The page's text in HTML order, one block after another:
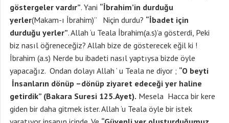
göstergeler vardır”. Yani “İbrahim’in durduğu
yerler(Makam-ı İbrahim)” Niçin durdu? “İbadet için
durduğu yerler”. Allah ‘u Teala İbrahim(a.s)’a gösterdi, Peki
biz nasıl öğreneceğiz? Allah bize de gösterecek eğil ki !
İbrahim (a.s) Nerde bu ibadeti nasıl yaptıysa bizde öyle
yapacağız. Ondan dolayı Allah ‘ u Teala ne diyor ; “O beyti
İnsanların dönüp –dönüp ziyaret edeceği yer haline
getirdik” (Bakara Suresi 125.Ayet). Mesela Hacca bir kere
giden bir daha gitmek ister. Allah ‘u Teala öyle bir istek